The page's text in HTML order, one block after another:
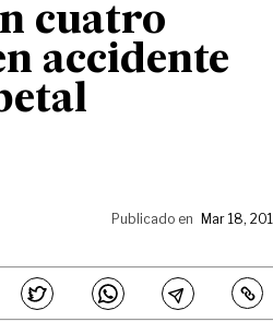
cuatro
accidente
Publicado en Mar 18,